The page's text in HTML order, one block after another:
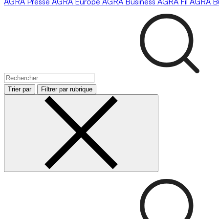
Trier par Filtrer par rubrique